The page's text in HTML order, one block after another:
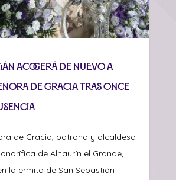
acogerá de nuevo a
de Gracia tras once
de Gracia, patrona y alcaldesa
de Alhaurín el Grande,
la ermita de San Sebastián